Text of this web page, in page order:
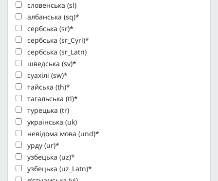
словенська (sl)
албанська (sq)*
сербська (sr)*
сербська (sr_Cyrl)*
сербська (sr_Latn)
шведська (sv)*
суахілі (sw)*
тайська (th)*
тагальська (tl)*
турецька (tr)
українська (uk)
невідома мова (und)*
урду (ur)*
узбецька (uz)*
узбецька (uz_Latn)*